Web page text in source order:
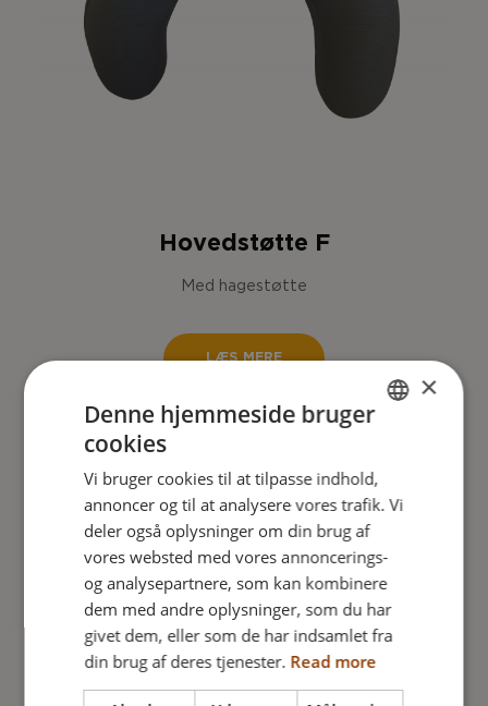
Hovedstøtte F
Med hagestøtte
LÆS MERE
DANISH
GERMAN
NORWEGIAN
×
Denne hjemmeside bruger
cookies
Vi bruger cookies til at tilpasse indhold,
annoncer og til at analysere vores trafik. Vi
deler også oplysninger om din brug af
vores websted med vores annoncerings-
og analysepartnere, som kan kombinere
dem med andre oplysninger, som du har
givet dem, eller som de har indsamlet fra
din brug af deres tjenester. Read more